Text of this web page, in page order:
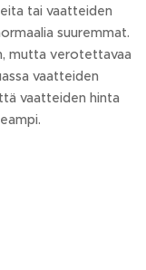
tai vaatteiden
suuremmat.
mutta verotettavaa
vaatteiden
vaatteiden hinta